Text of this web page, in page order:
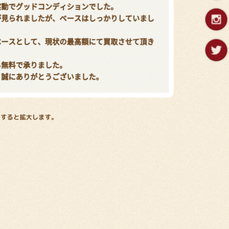
でグッドコンディションでした。
られましたが、ベースはしっかりしていまし
スとして、現状の最高額にて買取させて頂き
料で承りました。
にありがとうございました。
ると拡大します。